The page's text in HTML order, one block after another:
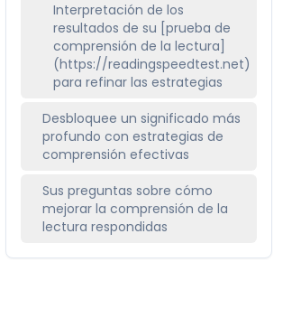
Interpretación de los
resultados de su [prueba de
comprensión de la lectura]
(https://readingspeedtest.net)
para refinar las estrategias
Desbloquee un significado más
profundo con estrategias de
comprensión efectivas
Sus preguntas sobre cómo
mejorar la comprensión de la
lectura respondidas